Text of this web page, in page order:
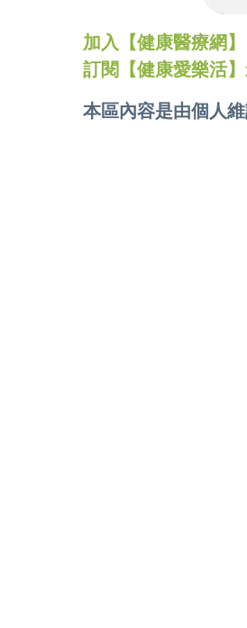
加入【健康醫療網
訂閱【健康愛樂活
本區內容是由個人